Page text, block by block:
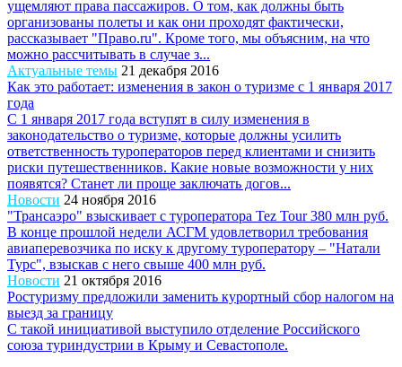
ущемляют права пассажиров. О том, как должны быть
организованы полеты и как они проходят фактически,
рассказывает "Право.ru". Кроме того, мы объясним, на что
можно рассчитывать в случае з...
Актуальные темы 21 декабря 2016
Как это работает: изменения в закон о туризме с 1 января 2017
года
С 1 января 2017 года вступят в силу изменения в
законодательство о туризме, которые должны усилить
ответственность туроператоров перед клиентами и снизить
риски путешественников. Какие новые возможности у них
появятся? Станет ли проще заключать догов...
Новости 24 ноября 2016
"Трансаэро" взыскивает с туроператора Tez Tour 380 млн руб.
В конце прошлой недели АСГМ удовлетворил требования
авиаперевозчика по иску к другому туроператору – "Натали
Турс", взыскав с него свыше 400 млн руб.
Новости 21 октября 2016
Ростуризму предложили заменить курортный сбор налогом на
выезд за границу
С такой инициативой выступило отделение Российского
союза туриндустрии в Крыму и Севастополе.